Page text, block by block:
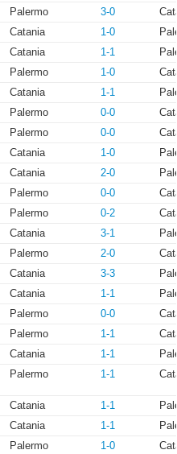
Palermo 3-0
Catania 1-0
Catania 1-1
Palermo 1-0
Catania 1-1
Palermo 0-0
Palermo 0-0
Catania 1-0
Catania 2-0
Palermo 0-0
Palermo 0-2
Catania 3-1
Palermo 2-0
Catania 3-3
Catania 1-1
Palermo 0-0
Palermo 1-1
Catania 1-1
Palermo 1-1
Catania 1-1
Catania 1-1
Palermo 1-0